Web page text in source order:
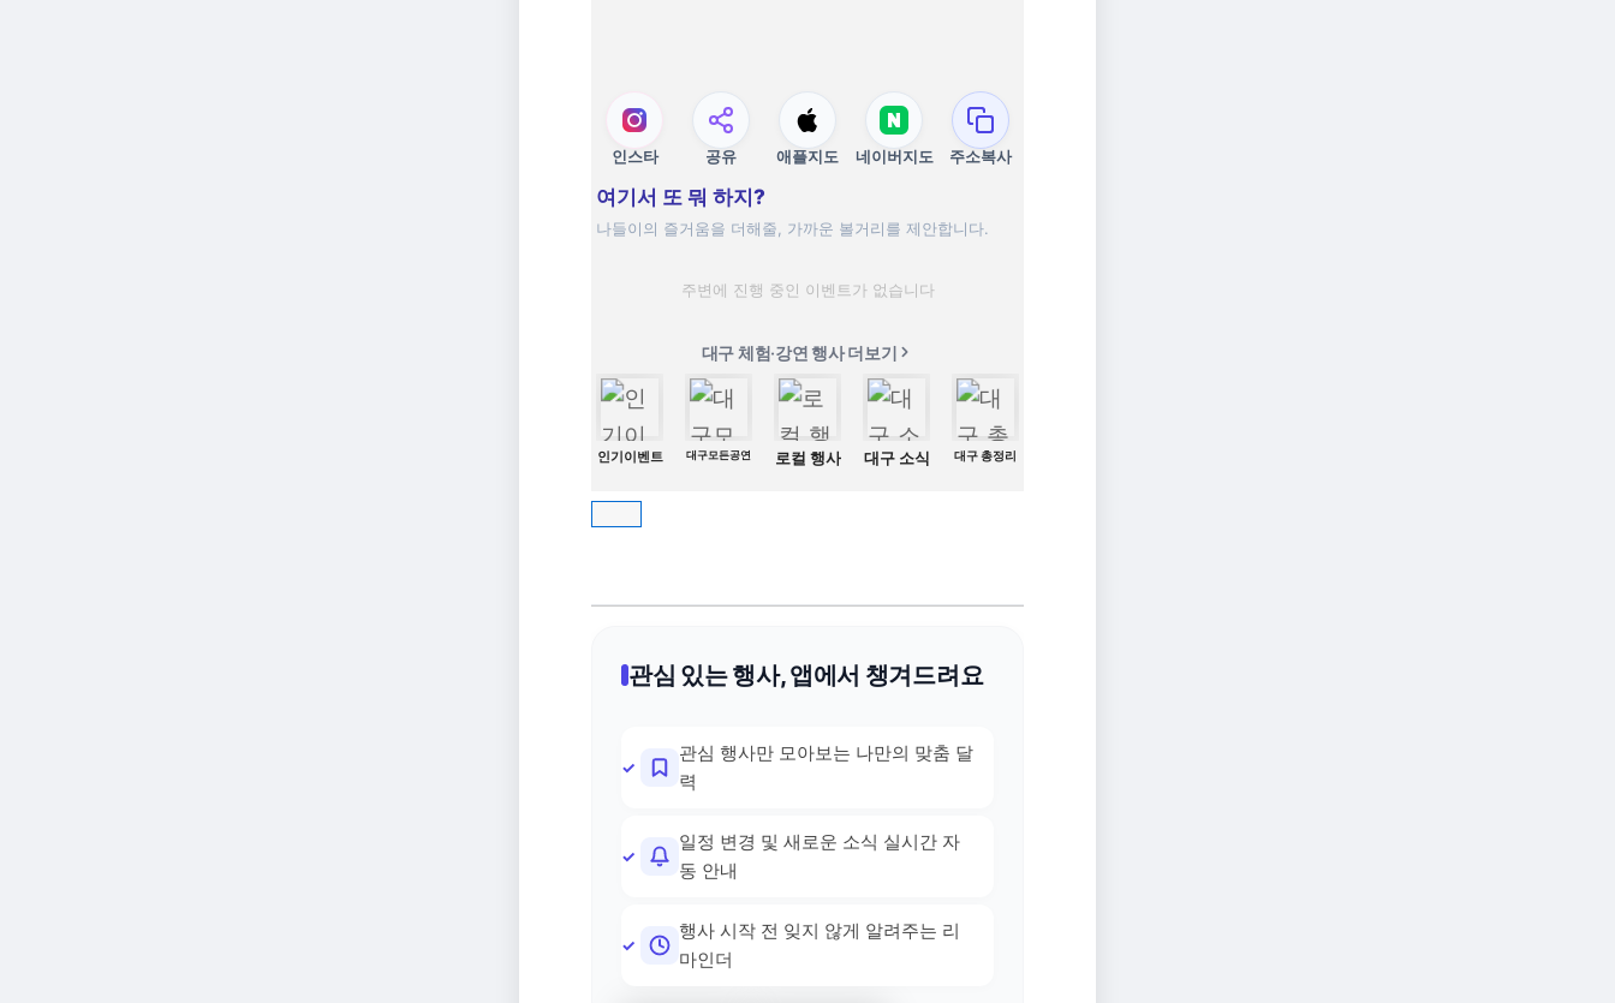
인스타 공유 애플지도 네이버지도 주소복사
여기서 또 뭐 하지?
나들이의 즐거움을 더해줄, 가까운 볼거리를 제안합니다.
주변에 진행 중인 이벤트가 없습니다
대구 체험·강연 행사 더보기
인기이벤트 대구모든공연 로컬 행사 대구 소식 대구 총정리
관심 있는 행사, 앱에서 챙겨드려요
관심 행사만 모아보는 나만의 맞춤 달
력
일정 변경 및 새로운 소식 실시간 자
동 안내
행사 시작 전 잊지 않게 알려주는 리
마인더